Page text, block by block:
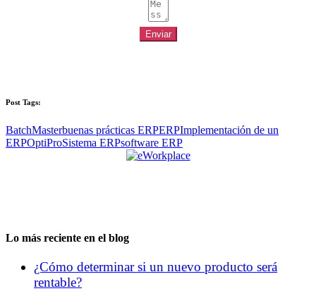
Enviar
Post Tags:
BatchMasterbuenas prácticas ERPERPImplementación de un
ERPOptiProSistema ERPsoftware ERP
Lo más reciente en el blog
¿Cómo determinar si un nuevo producto será
rentable?